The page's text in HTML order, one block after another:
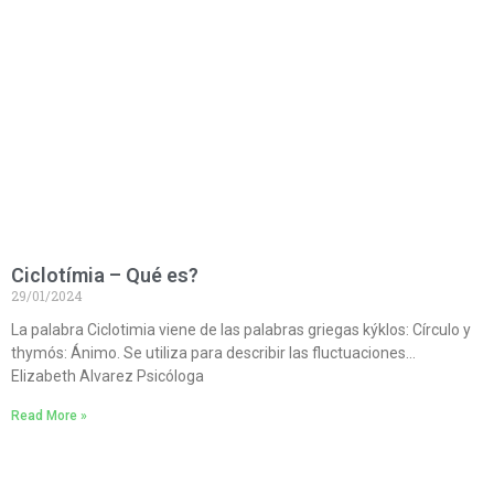
Ciclotímia – Qué es?
29/01/2024
La palabra Ciclotimia viene de las palabras griegas kýklos: Círculo y
thymós: Ánimo. Se utiliza para describir las fluctuaciones…
Elizabeth Alvarez Psicóloga
Read More »